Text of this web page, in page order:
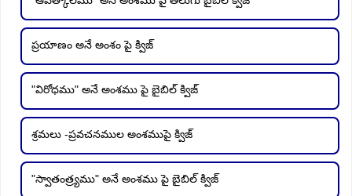
ప్రయాణం అనే అంశం పై క్విజ్
"విరోధము" అనే అంశము పై బైబిల్ క్విజ్
శ్రమలు -ప్రవచనముల అంశముపై క్విజ్
"స్వాతంత్ర్యము" అనే అంశము పై బైబిల్ క్విజ్